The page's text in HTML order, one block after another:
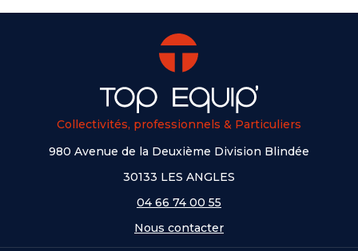
Collectivités, professionnels & Particuliers
980 Avenue de la Deuxième Division Blindée
30133 LES ANGLES
04 66 74 00 55
Nous contacter